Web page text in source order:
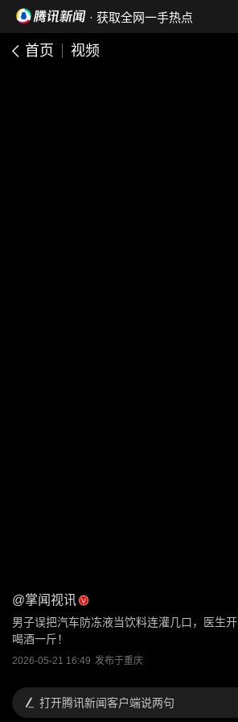
· 获取全网一手热点
首页 视频
@掌闻视讯
男子误把汽车防冻液当饮料连灌几口，医生开
喝酒一斤！
2026-05-21 16:49 发布于重庆
打开腾讯新闻客户端说两句